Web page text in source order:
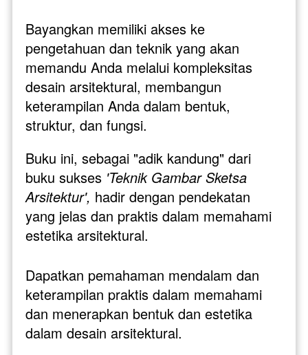
Bayangkan memiliki akses ke
pengetahuan dan teknik yang akan
memandu Anda melalui kompleksitas
desain arsitektural, membangun
keterampilan Anda dalam bentuk,
struktur, dan fungsi.
Buku ini, sebagai "adik kandung" dari
buku sukses 'Teknik Gambar Sketsa
Arsitektur', hadir dengan pendekatan
yang jelas dan praktis dalam memahami
estetika arsitektural.
Dapatkan pemahaman mendalam dan
keterampilan praktis dalam memahami
dan menerapkan bentuk dan estetika
dalam desain arsitektural.